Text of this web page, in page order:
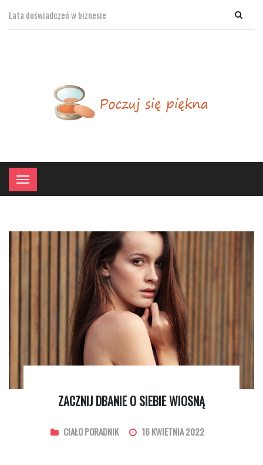
Lata doświadczeń w biznesie ×
Menu
ZACZNIJ DBANIE O SIEBIE WIOSNĄ
CIAŁO PORADNIK 16 KWIETNIA 2022